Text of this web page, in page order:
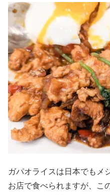
ガパオライスは日本でもメ
お店で食べられますが、こ